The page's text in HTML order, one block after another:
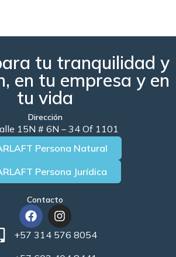
tu tranquilidad y
en tu empresa y en
tu vida
Dirección
15N # 6N – 34 Of 1101
Persona Natural
Persona Jurídica
Contacto
F
a
c
I
n
s
+57 314 576 8054